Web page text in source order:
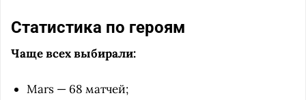
Статистика по героям
Чаще всех выбирали:
Mars — 68 матчей;